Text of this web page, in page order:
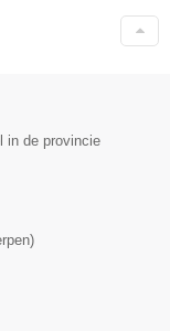
in de provincie
)